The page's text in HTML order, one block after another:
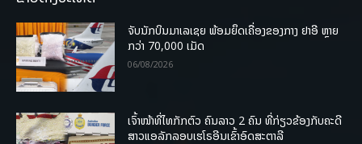
ຈັບນັກບິນມາເລເຊຍ ພ້ອມຍຶດເຄື່ອງຂອງກາງ ຢາອີ ຫຼາຍ
ກວ່າ 70,000 ເມັດ
06/08/2026
ເຈົ້າໜ້າທີ່ໄທກັກຕົວ ຄົນລາວ 2 ຄົນ ທີ່ກ່ຽວຂ້ອງກັບຄະດີ
ສາວແອລັກລອບເຮໂຣອີນເຂົ້າອົດສະຕາລີ